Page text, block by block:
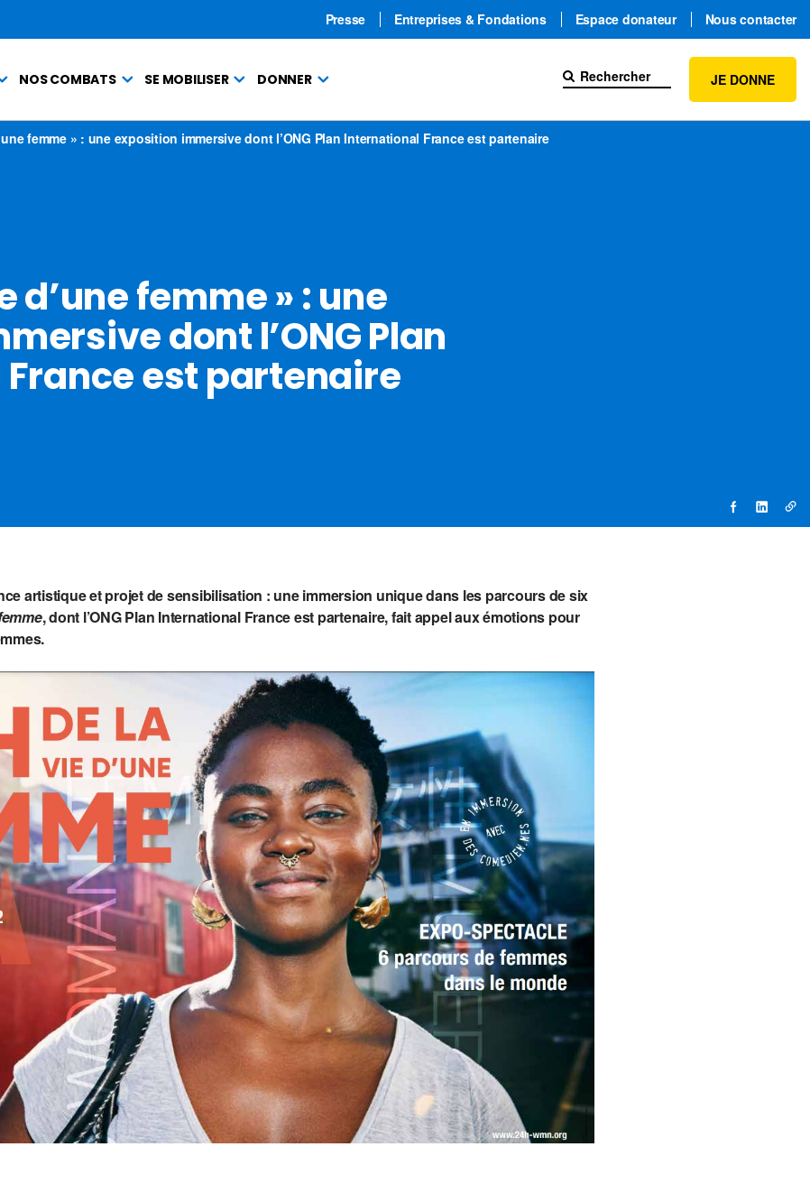
Presse Entreprises & Fondations Espace donateur Nous contacter
NOS COMBATS SE MOBILISER DONNER JE DONNE
femme » : une exposition immersive dont l’ONG Plan International France est partenaire
d’une femme » : une
dont l’ONG Plan
est partenaire
artistique et projet de sensibilisation : une immersion unique dans les parcours de six
, dont l’ONG Plan International France est partenaire, fait appel aux émotions pour